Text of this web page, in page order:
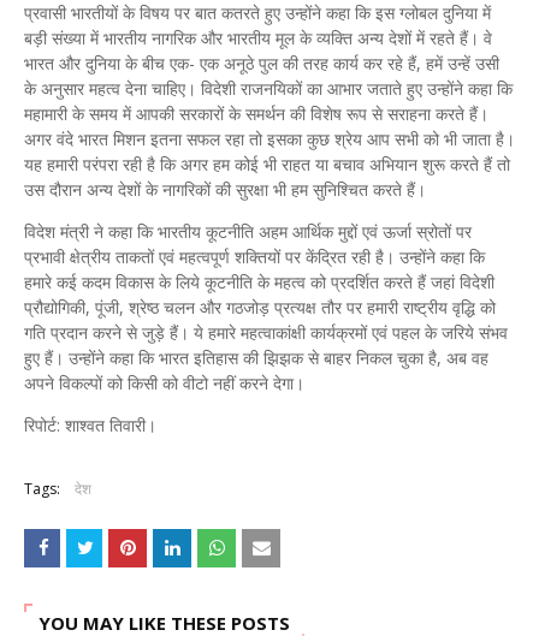
प्रवासी भारतीयों के विषय पर बात कतरते हुए उन्होंने कहा कि इस ग्लोबल दुनिया में
बड़ी संख्या में भारतीय नागरिक और भारतीय मूल के व्यक्ति अन्य देशों में रहते हैं। वे
भारत और दुनिया के बीच एक- एक अनूठे पुल की तरह कार्य कर रहे हैं, हमें उन्हें उसी
के अनुसार महत्व देना चाहिए। विदेशी राजनयिकों का आभार जताते हुए उन्होंने कहा कि
महामारी के समय में आपकी सरकारों के समर्थन की विशेष रूप से सराहना करते हैं।
अगर वंदे भारत मिशन इतना सफल रहा तो इसका कुछ श्रेय आप सभी को भी जाता है।
यह हमारी परंपरा रही है कि अगर हम कोई भी राहत या बचाव अभियान शुरू करते हैं तो
उस दौरान अन्य देशों के नागरिकों की सुरक्षा भी हम सुनिश्चित करते हैं।
विदेश मंत्री ने कहा कि भारतीय कूटनीति अहम आर्थिक मुद्दों एवं ऊर्जा स्रोतों पर
प्रभावी क्षेत्रीय ताकतों एवं महत्वपूर्ण शक्तियों पर केंद्रित रही है। उन्होंने कहा कि
हमारे कई कदम विकास के लिये कूटनीति के महत्व को प्रदर्शित करते हैं जहां विदेशी
प्रौद्योगिकी, पूंजी, श्रेष्ठ चलन और गठजोड़ प्रत्यक्ष तौर पर हमारी राष्ट्रीय वृद्धि को
गति प्रदान करने से जुड़े हैं। ये हमारे महत्वाकांक्षी कार्यक्रमों एवं पहल के जरिये संभव
हुए हैं। उन्होंने कहा कि भारत इतिहास की झिझक से बाहर निकल चुका है, अब वह
अपने विकल्पों को किसी को वीटो नहीं करने देगा।
रिपोर्ट: शाश्वत तिवारी।
Tags: देश
YOU MAY LIKE THESE POSTS